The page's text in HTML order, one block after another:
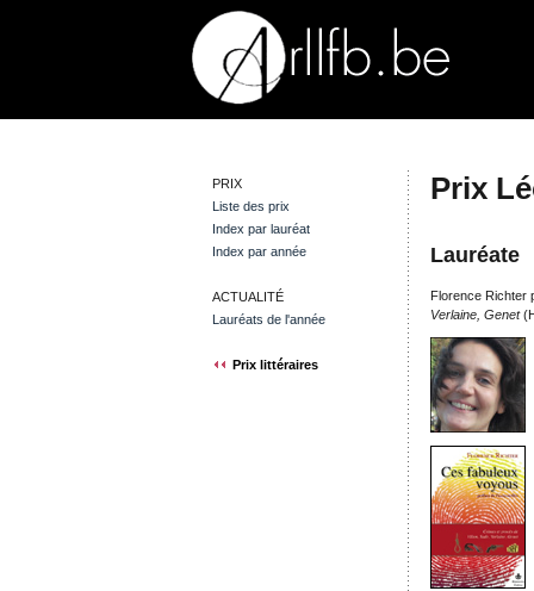
PRIX
Liste des prix
Index par lauréat
Index par année
ACTUALITÉ
Lauréats de l'année
Prix littéraires
Prix
Lauréate
Florence Richter
Verlaine, Genet